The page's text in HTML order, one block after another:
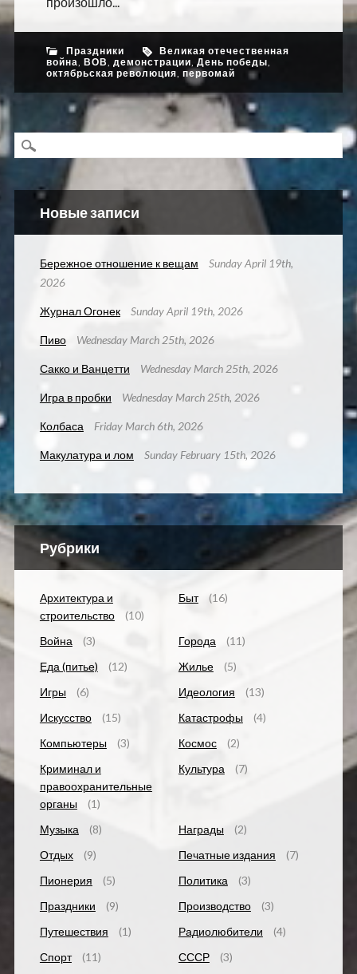
Праздники
Великая отечественная
война, ВОВ, демонстрации, День победы,
октябрьская революция, первомай
Новые записи
Бережное отношение к вещам
Sunday April 19th,
2026
Журнал Огонек Sunday April 19th, 2026
Пиво Wednesday March 25th, 2026
Сакко и Ванцетти Wednesday March 25th, 2026
Игра в пробки Wednesday March 25th, 2026
Колбаса Friday March 6th, 2026
Макулатура и лом Sunday February 15th, 2026
Рубрики
Архитектура и
строительство
(10)
Быт (16)
Война (3) Города
(11)
Еда (питье)
(12) Жилье
(5)
Игры
(6) Идеология
(13)
Искусство
(15) Катастрофы
(4)
Компьютеры
(3) Космос
(2)
Криминал и
правоохранительные
органы
(1)
Культура (7)
Музыка (8) Награды
(2)
Отдых
(9) Печатные издания
(7)
Пионерия
(5) Политика
(3)
Праздники
(9) Производство
(3)
Путешествия
(1) Радиолюбители
(4)
Спорт
(11) СССР
(3)